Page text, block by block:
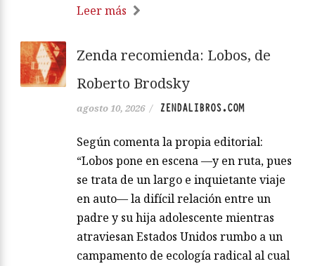
Leer más
Zenda recomienda: Lobos, de
Roberto Brodsky
agosto 10, 2026 / ZENDALIBROS.COM
Según comenta la propia editorial:
“Lobos pone en escena —y en ruta, pues
se trata de un largo e inquietante viaje
en auto— la difícil relación entre un
padre y su hija adolescente mientras
atraviesan Estados Unidos rumbo a un
campamento de ecología radical al cual